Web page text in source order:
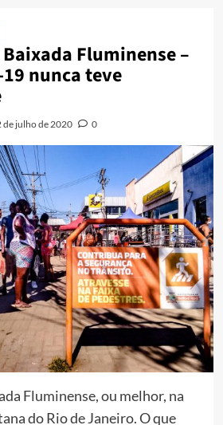
Fluminense –
nunca teve
de julho de 2020 0
Fluminense, ou melhor, na
do Rio de Janeiro. O que